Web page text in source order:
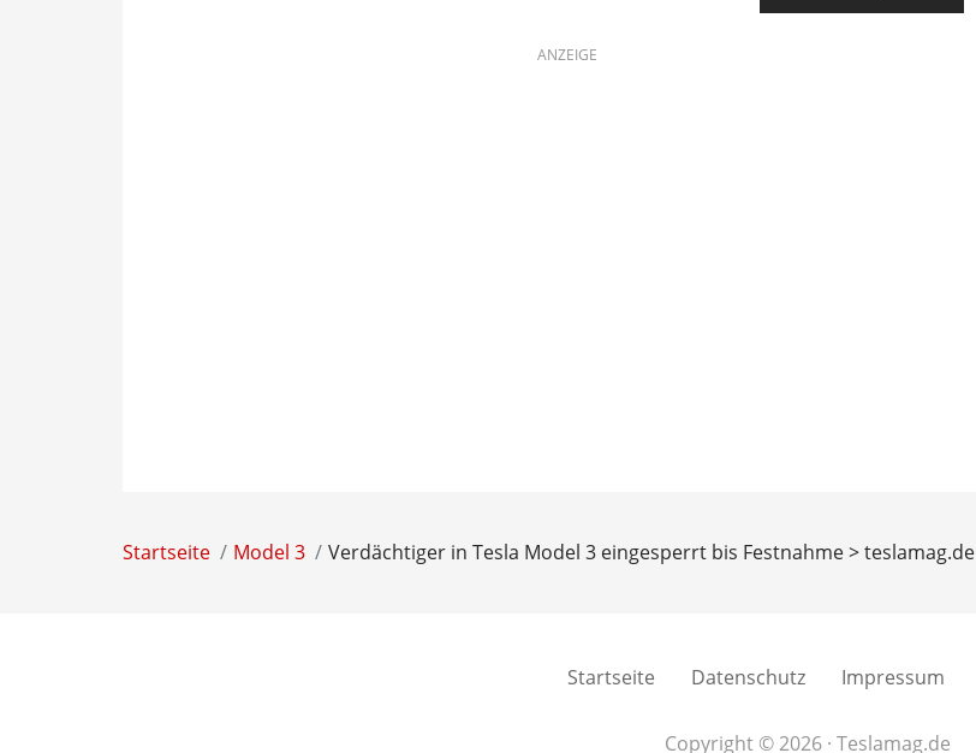
ANZEIGE
Startseite Model 3 Verdächtiger in Tesla Model 3 eingesperrt bis Festnahme > teslamag.de
Startseite Datenschutz Impressum
Copyright © 2026 · Teslamag.de